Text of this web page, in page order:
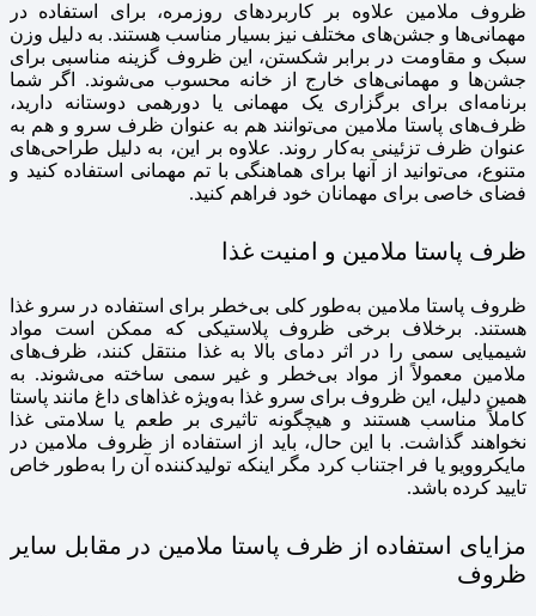
ظروف ملامین علاوه بر کاربردهای روزمره، برای استفاده در
مهمانی‌ها و جشن‌های مختلف نیز بسیار مناسب هستند. به دلیل وزن
سبک و مقاومت در برابر شکستن، این ظروف گزینه مناسبی برای
جشن‌ها و مهمانی‌های خارج از خانه محسوب می‌شوند. اگر شما
برنامه‌ای برای برگزاری یک مهمانی یا دورهمی دوستانه دارید،
ظرف‌های پاستا ملامین می‌توانند هم به عنوان ظرف سرو و هم به
عنوان ظرف تزئینی به‌کار روند. علاوه بر این، به دلیل طراحی‌های
متنوع، می‌توانید از آنها برای هماهنگی با تم مهمانی استفاده کنید و
فضای خاصی برای مهمانان خود فراهم کنید.
ظرف پاستا ملامین و امنیت غذا
ظروف پاستا ملامین به‌طور کلی بی‌خطر برای استفاده در سرو غذا
هستند. برخلاف برخی ظروف پلاستیکی که ممکن است مواد
شیمیایی سمی را در اثر دمای بالا به غذا منتقل کنند، ظرف‌های
ملامین معمولاً از مواد بی‌خطر و غیر سمی ساخته می‌شوند. به
همین دلیل، این ظروف برای سرو غذا به‌ویژه غذاهای داغ مانند پاستا
کاملاً مناسب هستند و هیچگونه تاثیری بر طعم یا سلامتی غذا
نخواهند گذاشت. با این حال، باید از استفاده از ظروف ملامین در
مایکروویو یا فر اجتناب کرد مگر اینکه تولیدکننده آن را به‌طور خاص
تایید کرده باشد.
مزایای استفاده از ظرف پاستا ملامین در مقابل سایر
ظروف